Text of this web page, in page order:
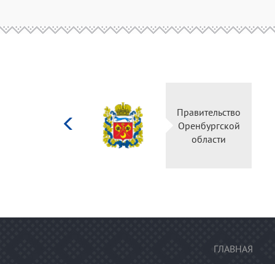
Правительство
Оренбургской
области
ГЛАВНАЯ